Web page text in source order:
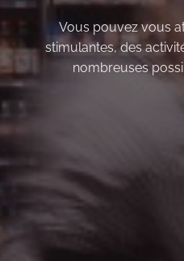
Vous pouvez vous
stimulantes, des
nombreuses